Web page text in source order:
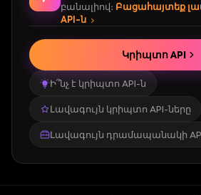
բանալիով։ Բացահայտեք
API-ն
Ի՞նչ է կրիպտո API-ն
Լավագույն կրիպտո API-ները
Լավագույն դրամապանակի
Կրիպտո API